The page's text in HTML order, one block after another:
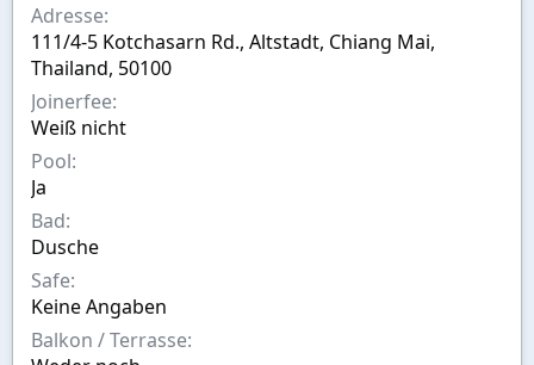
s
t
l
l
t
v
o
w
a
h
Adresse
111/4-5 Kotchasarn Rd., Altstadt, Chiang Mai,
Thailand, 50100
Joinerfee
Weiß nicht
Pool
Ja
Bad
Dusche
Safe
Keine Angaben
Balkon / Terrasse